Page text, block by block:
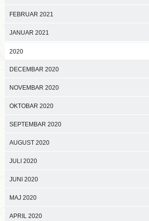
FEBRUAR 2021
JANUAR 2021
2020
DECEMBAR 2020
NOVEMBAR 2020
OKTOBAR 2020
SEPTEMBAR 2020
AUGUST 2020
JULI 2020
JUNI 2020
MAJ 2020
APRIL 2020